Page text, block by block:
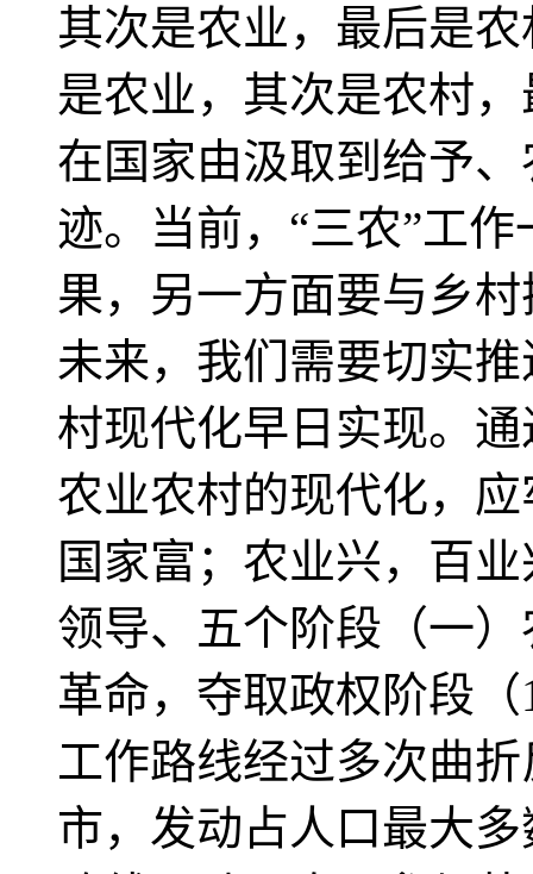
其次是农业，最后是
是农业，其次是农村
在国家由汲取到给予
迹。当前，“三农”工
果，另一方面要与乡
未来，我们需要切实
村现代化早日实现。
农业农村的现代化，
国家富；农业兴，百
领导、五个阶段（一
革命，夺取政权阶段
工作路线经过多次曲
市，发动占人口最大